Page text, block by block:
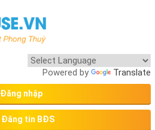
Powered by Translate
Đăng nhập
Đăng tin BĐS